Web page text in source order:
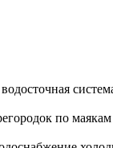
по маякам